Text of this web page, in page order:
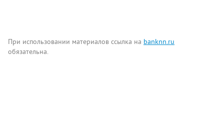
При использовании материалов ссылка на banknn.ru
обязательна.